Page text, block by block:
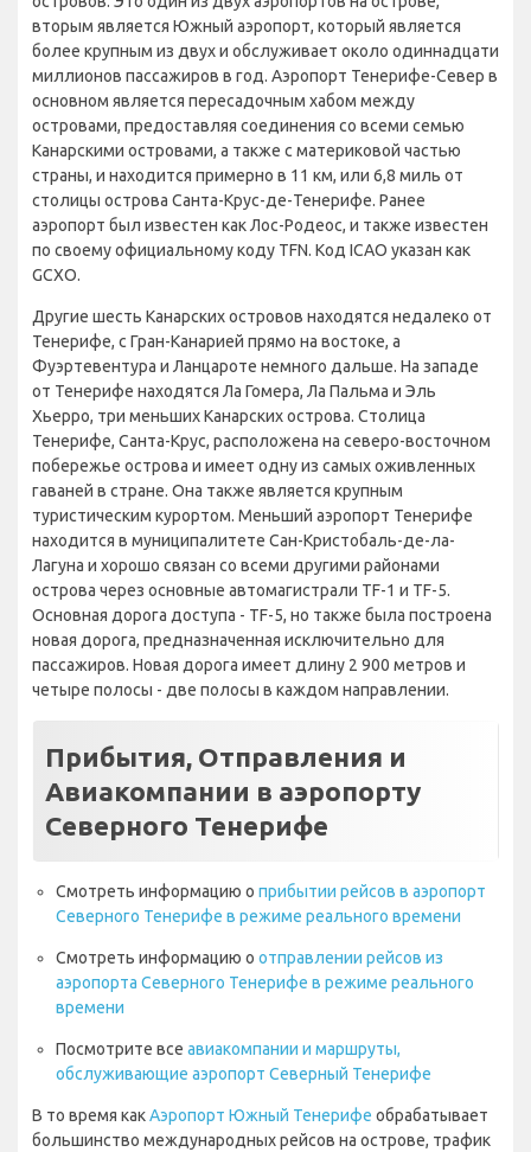
вторым является Южный аэропорт, который является
более крупным из двух и обслуживает около одиннадцати
миллионов пассажиров в год. Аэропорт Тенерифе-Север в
основном является пересадочным хабом между
островами, предоставляя соединения со всеми семью
Канарскими островами, а также с материковой частью
страны, и находится примерно в 11 км, или 6,8 миль от
столицы острова Санта-Крус-де-Тенерифе. Ранее
аэропорт был известен как Лос-Родеос, и также известен
по своему официальному коду TFN. Код ICAO указан как
GCXO.
Другие шесть Канарских островов находятся недалеко от
Тенерифе, с Гран-Канарией прямо на востоке, а
Фуэртевентура и Ланцароте немного дальше. На западе
от Тенерифе находятся Ла Гомера, Ла Пальма и Эль
Хьерро, три меньших Канарских острова. Столица
Тенерифе, Санта-Крус, расположена на северо-восточном
побережье острова и имеет одну из самых оживленных
гаваней в стране. Она также является крупным
туристическим курортом. Меньший аэропорт Тенерифе
находится в муниципалитете Сан-Кристобаль-де-ла-
Лагуна и хорошо связан со всеми другими районами
острова через основные автомагистрали TF-1 и TF-5.
Основная дорога доступа - TF-5, но также была построена
новая дорога, предназначенная исключительно для
пассажиров. Новая дорога имеет длину 2 900 метров и
четыре полосы - две полосы в каждом направлении.
Прибытия, Отправления и
Авиакомпании в аэропорту
Северного Тенерифе
Смотреть информацию о прибытии рейсов в аэропорт
Северного Тенерифе в режиме реального времени
Смотреть информацию о отправлении рейсов из
аэропорта Северного Тенерифе в режиме реального
времени
Посмотрите все авиакомпании и маршруты,
обслуживающие аэропорт Северный Тенерифе
В то время какАэропорт Южный Тенерифе обрабатывает
большинство международных рейсов на острове, трафик